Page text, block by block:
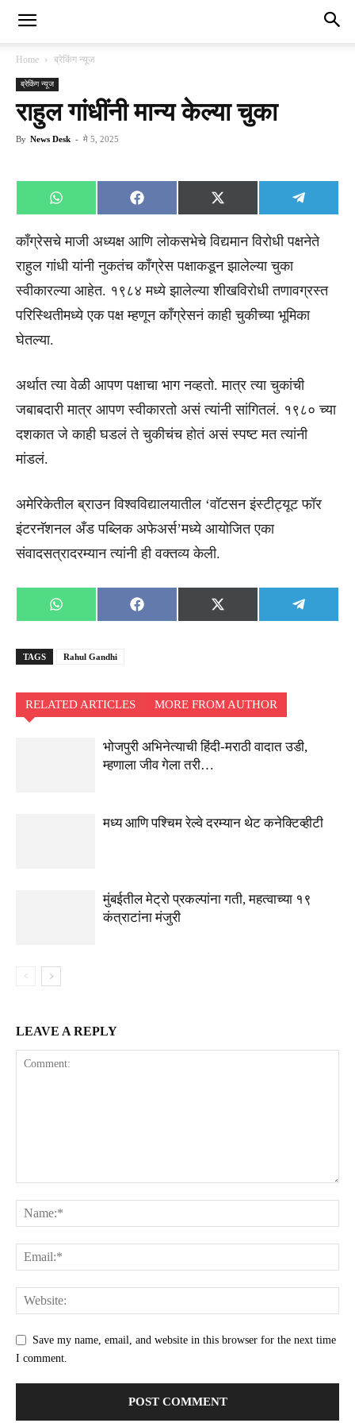
Home ब्रेकिंग न्यूज
ब्रेकिंग न्यूज
राहुल गांधींनी मान्य केल्या चुका
By News Desk - मे 5, 2025
Share
on
WhatsApp
Share
on
Facebook
Share
on
X
(Twitter)
Share
on
काँग्रेसचे माजी अध्यक्ष आणि लोकसभेचे विद्यमान विरोधी पक्षनेते
राहुल गांधी यांनी नुकतंच काँग्रेस पक्षाकडून झालेल्या चुका
स्वीकारल्या आहेत. १९८४ मध्ये झालेल्या शीखविरोधी तणावग्रस्त
परिस्थितीमध्ये एक पक्ष म्हणून काँग्रेसनं काही चुकीच्या भूमिका
घेतल्या.
अर्थात त्या वेळी आपण पक्षाचा भाग नव्हतो. मात्र त्या चुकांची
जबाबदारी मात्र आपण स्वीकारतो असं त्यांनी सांगितलं. १९८० च्या
दशकात जे काही घडलं ते चुकीचंच होतं असं स्पष्ट मत त्यांनी
मांडलं.
अमेरिकेतील ब्राउन विश्वविद्यालयातील ‘वॉटसन इंस्टीट्यूट फॉर
इंटरनॅशनल अँड पब्लिक अफेअर्स’मध्ये आयोजित एका
संवादसत्रादरम्यान त्यांनी ही वक्तव्य केली.
Share
on
WhatsApp
Share
on
Facebook
Share
on
X
(Twitter)
Share
on
TAGS Rahul Gandhi
RELATED ARTICLES MORE FROM AUTHOR
भोजपुरी अभिनेत्याची हिंदी-मराठी वादात उडी,
म्हणाला जीव गेला तरी…
मध्य आणि पश्चिम रेल्वे दरम्यान थेट कनेक्टिव्हीटी
मुंबईतील मेट्रो प्रकल्पांना गती, महत्वाच्या १९
कंत्राटांना मंजुरी
LEAVE A REPLY
Save my name, email, and website in this browser for the next time
I comment.